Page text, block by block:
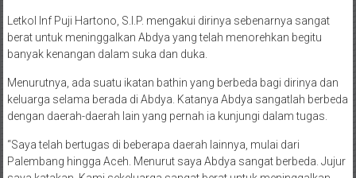
Letkol Inf Puji Hartono, S.I.P. mengakui dirinya sebenarnya sangat
berat untuk meninggalkan Abdya yang telah menorehkan begitu
banyak kenangan dalam suka dan duka.
Menurutnya, ada suatu ikatan bathin yang berbeda bagi dirinya dan
keluarga selama berada di Abdya. Katanya Abdya sangatlah berbeda
dengan daerah-daerah lain yang pernah ia kunjungi dalam tugas.
“Saya telah bertugas di beberapa daerah lainnya, mulai dari
Palembang hingga Aceh. Menurut saya Abdya sangat berbeda. Jujur